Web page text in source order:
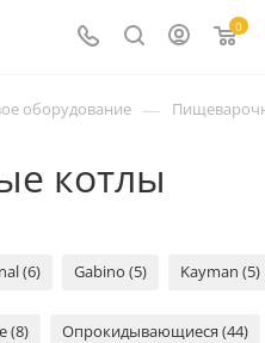
0
оборудование —
котлы
(6) Gabino (5) Kayman (5)
(8) Опрокидывающиеся (44)